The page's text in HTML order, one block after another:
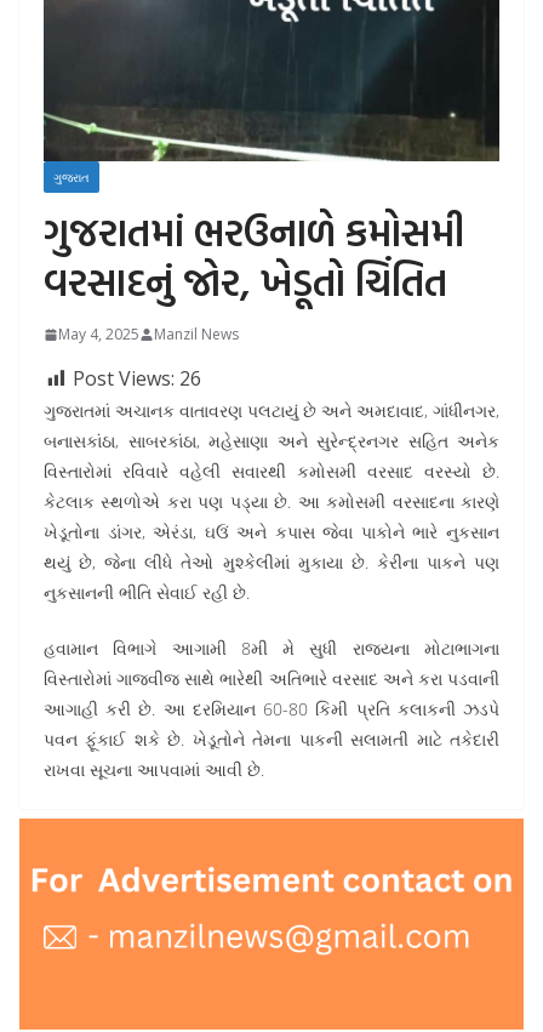
ગુજરાત
ગુજરાતમાં ભરઉનાળે કમોસમી
વરસાદનું જોર, ખેડૂતો ચિંતિત
May 4, 2025 Manzil News
Post Views: 26
ગુજરાતમાં અચાનક વાતાવરણ પલટાયું છે અને અમદાવાદ, ગાંધીનગર,
બનાસકાંઠા, સાબરકાંઠા, મહેસાણા અને સુરેન્દ્રનગર સહિત અનેક
વિસ્તારોમાં રવિવારે વહેલી સવારથી કમોસમી વરસાદ વરસ્યો છે.
કેટલાક સ્થળોએ કરા પણ પડ્યા છે. આ કમોસમી વરસાદના કારણે
ખેડૂતોના ડાંગર, એરંડા, ઘઉં અને કપાસ જેવા પાકોને ભારે નુકસાન
થયું છે, જેના લીધે તેઓ મુશ્કેલીમાં મુકાયા છે. કેરીના પાકને પણ
નુકસાનની ભીતિ સેવાઈ રહી છે.
હવામાન વિભાગે આગામી 8મી મે સુધી રાજ્યના મોટાભાગના
વિસ્તારોમાં ગાજવીજ સાથે ભારેથી અતિભારે વરસાદ અને કરા પડવાની
આગાહી કરી છે. આ દરમિયાન 60-80 કિમી પ્રતિ કલાકની ઝડપે
પવન ફૂંકાઈ શકે છે. ખેડૂતોને તેમના પાકની સલામતી માટે તકેદારી
રાખવા સૂચના આપવામાં આવી છે.